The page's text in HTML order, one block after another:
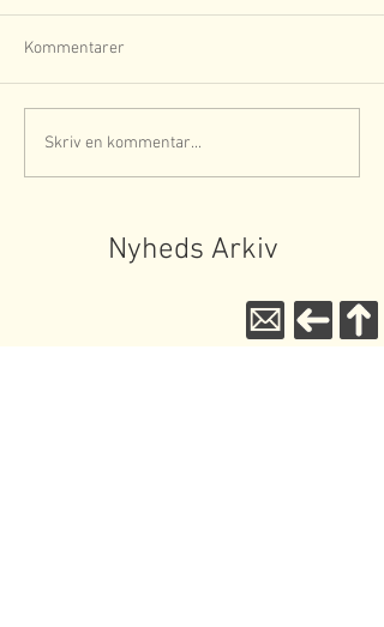
Kommentarer
Skriv en kommentar...
Nyheds Arkiv